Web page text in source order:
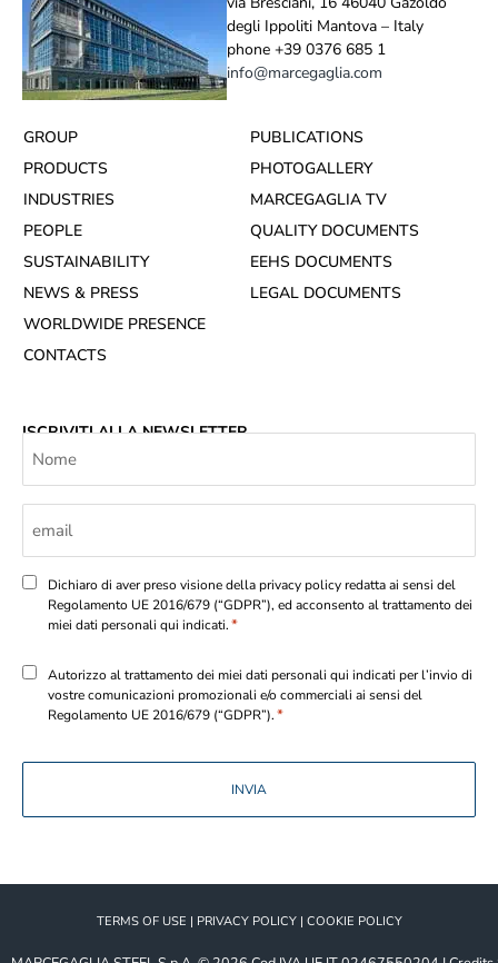
degli Ippoliti Mantova – Italy
phone +39 0376 685 1
info@marcegaglia.com
GROUP
PRODUCTS
INDUSTRIES
PEOPLE
SUSTAINABILITY
NEWS & PRESS
WORLDWIDE PRESENCE
CONTACTS
PUBLICATIONS
PHOTOGALLERY
MARCEGAGLIA TV
QUALITY DOCUMENTS
EEHS DOCUMENTS
LEGAL DOCUMENTS
ISCRIVITI ALLA NEWSLETTER
Consenso
Dichiaro di aver preso visione della privacy policy redatta ai sensi del
Regolamento UE 2016/679 (“GDPR”), ed acconsento al trattamento dei
miei dati personali qui indicati.*
Consenso
Autorizzo al trattamento dei miei dati personali qui indicati per l’invio di
vostre comunicazioni promozionali e/o commerciali ai sensi del
Regolamento UE 2016/679 (“GDPR”).*
TERMS OF USE | PRIVACY POLICY| COOKIE POLICY